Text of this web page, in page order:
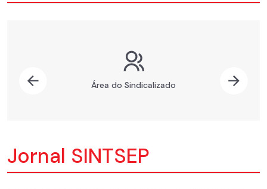
Área do Sindicalizado
Jornal SINTSEP